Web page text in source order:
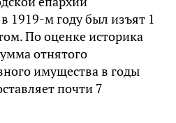
1919-м году был изъят 1
По оценке историка
отнятого
имущества в годы
почти 7